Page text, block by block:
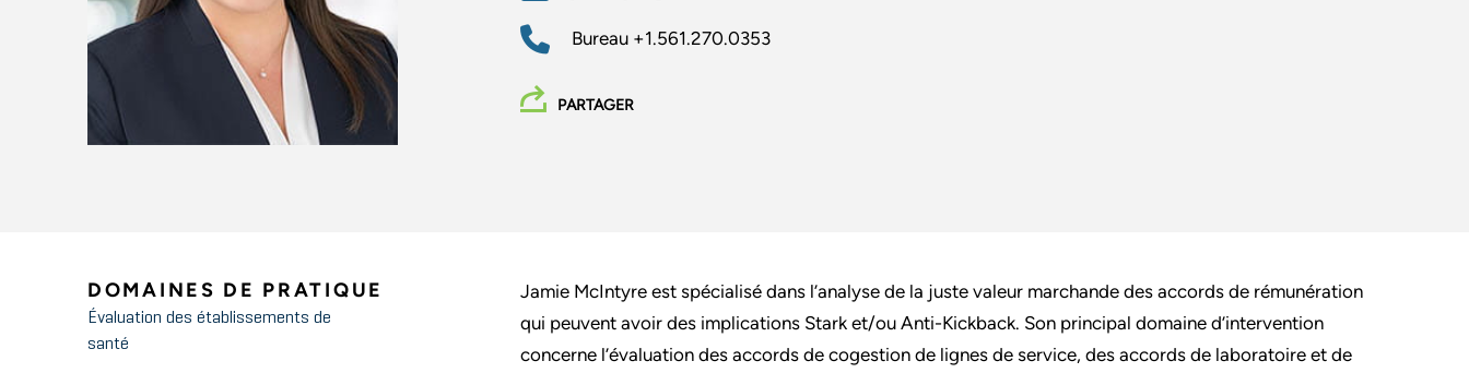
Bureau +1.561.270.0353
PARTAGER
Jamie McIntyre est spécialisé dans l’analyse de la juste valeur marchande des accords de rémunération
qui peuvent avoir des implications Stark et/ou Anti-Kickback. Son principal domaine d’intervention
concerne l’évaluation des accords de cogestion de lignes de service, des accords de laboratoire et de
DOMAINES DE PRATIQUE
Évaluation des établissements de
santé